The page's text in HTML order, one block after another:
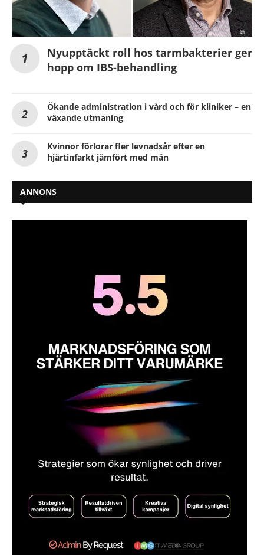
Nyupptäckt roll hos tarmbakterier ger
hopp om IBS-behandling
Ökande administration i vård och för kliniker – en
växande utmaning
Kvinnor förlorar fler levnadsår efter en
hjärtinfarkt jämfört med män
ANNONS